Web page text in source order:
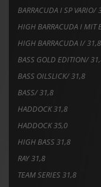
BARRACUDA I SP VARIO/
HIGH BARRACUDA I MIT
HIGH BARRACUDA I/ 31,8
BASS GOLD EDITION/
BASS OILSLICK/ 31,8
BASS/ 31,8
HADDOCK 31,8
HADDOCK 35,0
HIGH BASS 31,8
RAY 31,8
TEAM SERIES 31,8